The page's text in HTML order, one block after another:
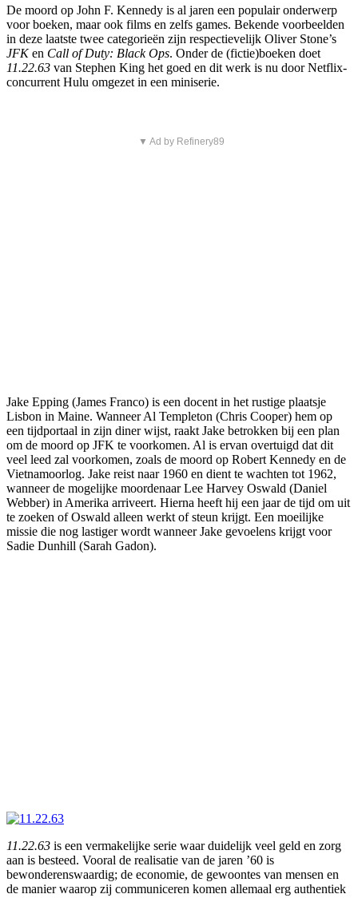
De moord op John F. Kennedy is al jaren een populair onderwerp
voor boeken, maar ook films en zelfs games. Bekende voorbeelden
in deze laatste twee categorieën zijn respectievelijk Oliver Stone’s
JFKen Call of Duty: Black Ops. Onder de (fictie)boeken doet
11.22.63 van Stephen King het goed en dit werk is nu door Netflix-
concurrent Hulu omgezet in een miniserie.
▼ Ad by Refinery89
Jake Epping (James Franco) is een docent in het rustige plaatsje
Lisbon in Maine. Wanneer Al Templeton (Chris Cooper) hem op
een tijdportaal in zijn diner wijst, raakt Jake betrokken bij een plan
om de moord op JFK te voorkomen. Al is ervan overtuigd dat dit
veel leed zal voorkomen, zoals de moord op Robert Kennedy en de
Vietnamoorlog. Jake reist naar 1960 en dient te wachten tot 1962,
wanneer de mogelijke moordenaar Lee Harvey Oswald (Daniel
Webber) in Amerika arriveert. Hierna heeft hij een jaar de tijd om uit
te zoeken of Oswald alleen werkt of steun krijgt. Een moeilijke
missie die nog lastiger wordt wanneer Jake gevoelens krijgt voor
Sadie Dunhill (Sarah Gadon).
11.22.63 is een vermakelijke serie waar duidelijk veel geld en zorg
aan is besteed. Vooral de realisatie van de jaren ’60 is
bewonderenswaardig; de economie, de gewoontes van mensen en
de manier waarop zij communiceren komen allemaal erg authentiek